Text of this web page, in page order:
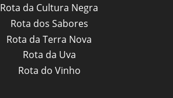
Rota da Cultura Negra
Rota dos Sabores
Rota da Terra Nova
Rota da Uva
Rota do Vinho